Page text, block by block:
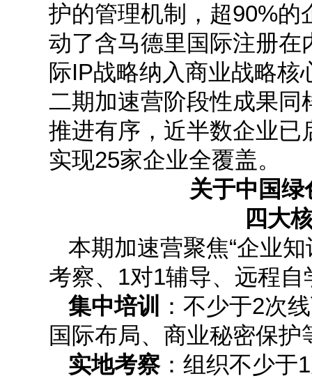
护的管理机制，超90%的
动了含马德里国际注册
际IP战略纳入商业战略
二期加速营阶段性成果同
推进有序，近半数企业
实现25家企业全覆盖。
关于中国
四大
本期加速营聚焦“企业
考察、1对1辅导、远程
集中培训 ：不少于2次
国际布局、商业秘密保护
实地考察：组织不少于